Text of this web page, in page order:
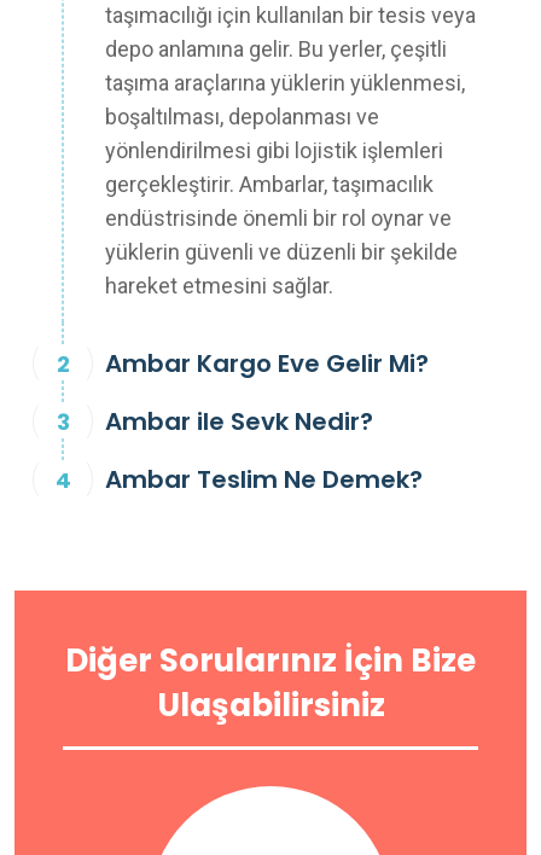
taşımacılığı için kullanılan bir tesis veya
depo anlamına gelir. Bu yerler, çeşitli
taşıma araçlarına yüklerin yüklenmesi,
boşaltılması, depolanması ve
yönlendirilmesi gibi lojistik işlemleri
gerçekleştirir. Ambarlar, taşımacılık
endüstrisinde önemli bir rol oynar ve
yüklerin güvenli ve düzenli bir şekilde
hareket etmesini sağlar.
Ambar Kargo Eve Gelir Mi?
Ambar ile Sevk Nedir?
Ambar Teslim Ne Demek?
Diğer Sorularınız İçin Bize
Ulaşabilirsiniz